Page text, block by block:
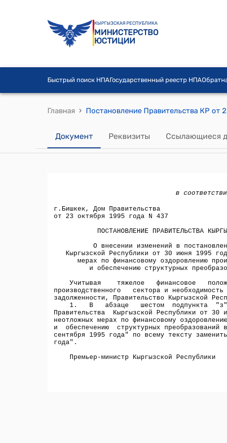
КЫРГЫЗСКАЯ РЕСПУБЛИКА
МИНИСТЕРСТВО
ЮСТИЦИИ
Быстрый поиск НПАГосударственный реестр НПА
Главная ›
Документ Реквизиты Ссылающиеся